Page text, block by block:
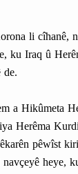
li cîhanê,
ku Iraq û
a Hikûmeta
Herêma
pêwîst
heye,